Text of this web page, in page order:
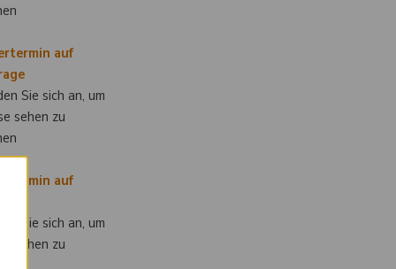
auf
Sie sich an, um
sehen zu
auf
Sie sich an, um
sehen zu